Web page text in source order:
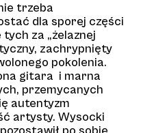
trzeba
dla sporej części
za „żelaznej
zachrypnięty
pokolenia.
gitara i marna
przemycanych
autentyzm
artysty. Wysocki